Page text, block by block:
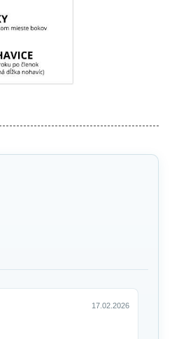
17.02.2026